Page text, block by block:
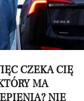
CZEKA CIĘ
MA
NIE